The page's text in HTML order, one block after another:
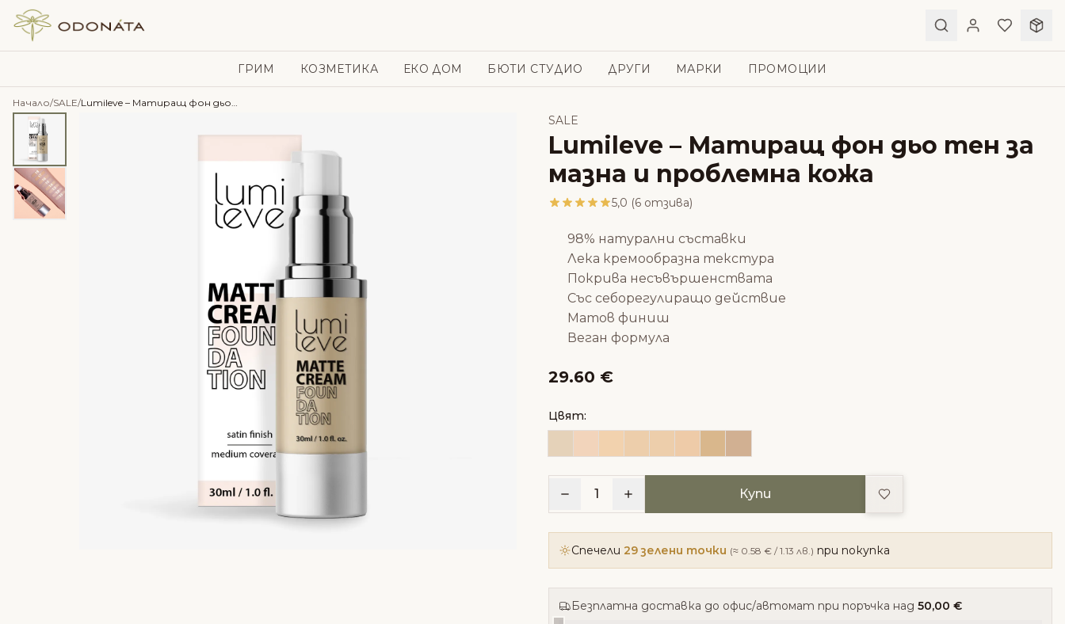
Skip to content
ГРИМ КОЗМЕТИКА ЕКО ДОМ БЮТИ СТУДИО ДРУГИ МАРКИ ПРОМОЦИИ
Начало/SALE/ Lumileve – Матиращ фон дьо тен за мазна и проблемна кожа
SALE
Lumileve – Матиращ фон дьо тен за
мазна и проблемна кожа
5,0 (6 отзива)
98% натурални съставки
Лека кремообразна текстура
Покрива несъвършенствата
Със себорегулиращо действие
Матов финиш
Веган формула
29.60 €
Цвят:
1 Купи Добави в любими
Спечели 29 зелени точки (≈ 0.58 € / 1.13 лв.) при покупка
Безплатна доставка до офис/автомат при поръчка над 50,00 €